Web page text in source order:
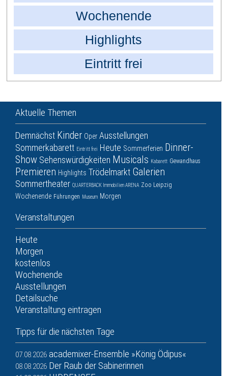
Wochenende
Highlights
Eintritt frei
Aktuelle Themen
Demnächst Kinder Oper Ausstellungen
Sommerkabarett Eintritt frei Heute Sommerferien Dinner-
Show Sehenswürdigkeiten Musicals Kabarett Gewandhaus
Premieren Highlights Trödelmarkt Galerien
Sommertheater QUARTERBACK Immobilien ARENA Zoo Leipzig
Wochenende Führungen Museum Morgen
Veranstaltungen
Heute
Morgen
kostenlos
Wochenende
Ausstellungen
Detailsuche
Veranstaltung eintragen
Tipps für die nächsten Tage
07.08.2026 academixer-Ensemble »König Ödipus«
08.08.2026 Der Raub der Sabinerinnen